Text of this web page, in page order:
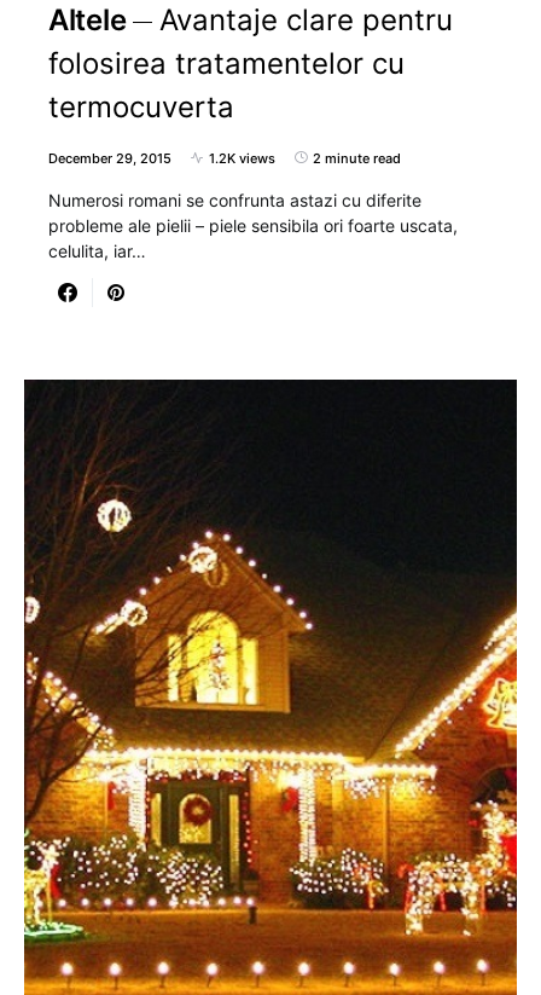
Altele
Avantaje clare pentru
folosirea tratamentelor cu
termocuverta
December 29, 2015 1.2K views 2 minute read
Numerosi romani se confrunta astazi cu diferite
probleme ale pielii – piele sensibila ori foarte uscata,
celulita, iar…